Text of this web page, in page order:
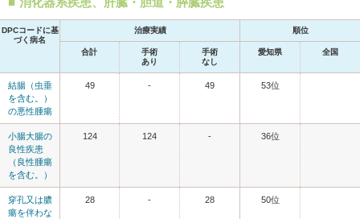
DPCコードに基
づく病名
治療実績 順位
合計
手術
あり
手術
なし
愛知県 全国
結腸（虫垂
を含む。）
の悪性腫瘍
49 - 49 53位
小腸大腸の
良性疾患
（良性腫瘍
を含む。）
124 124 - 36位
穿孔又は膿
瘍を伴わな
28 - 28 50位